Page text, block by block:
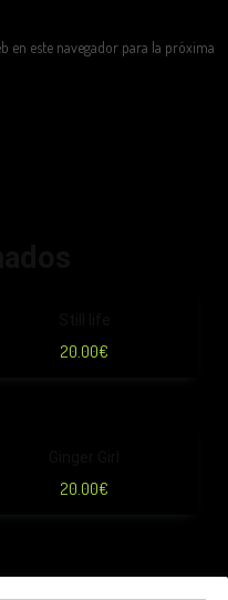
en este navegador para la próxima
20.00€
20.00€